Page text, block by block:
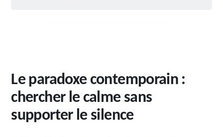
Le paradoxe contemporain :
chercher le calme sans
supporter le silence